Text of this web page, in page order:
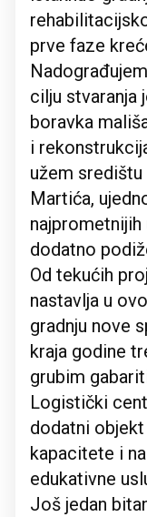
prve faze
cilju stvaranja
boravka
i
užem središtu
Martića,
najprometnijih
dodatno
Od tekućih
nastavlja u
gradnju nove
kraja godine
grubim
Logistički
dodatni
kapacitete i
edukativne
Još jedan